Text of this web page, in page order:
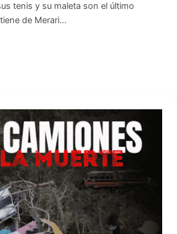
tenis y su maleta son el último
de Merari…